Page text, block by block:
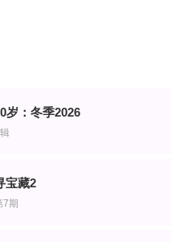
100个女朋友第三季
薇,张伟丽
岁：冬季2026
宝藏2
7期